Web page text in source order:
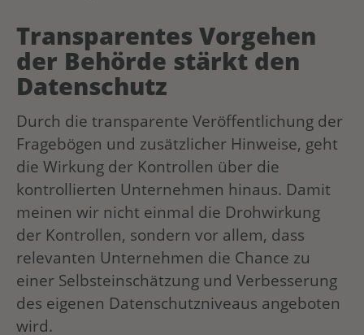
Transparentes Vorgehen
der Behörde stärkt den
Datenschutz
Durch die transparente Veröffentlichung der
Fragebögen und zusätzlicher Hinweise, geht
die Wirkung der Kontrollen über die
kontrollierten Unternehmen hinaus. Damit
meinen wir nicht einmal die Drohwirkung
der Kontrollen, sondern vor allem, dass
relevanten Unternehmen die Chance zu
einer Selbsteinschätzung und Verbesserung
des eigenen Datenschutzniveaus angeboten
wird.